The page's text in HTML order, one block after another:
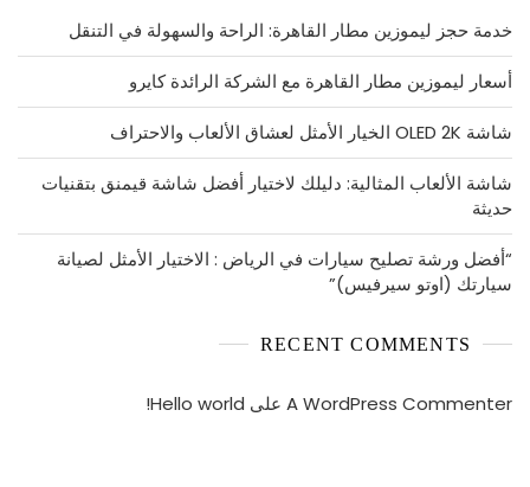
خدمة حجز ليموزين مطار القاهرة: الراحة والسهولة في التنقل
أسعار ليموزين مطار القاهرة مع الشركة الرائدة كايرو
شاشة OLED 2K الخيار الأمثل لعشاق الألعاب والاحتراف
شاشة الألعاب المثالية: دليلك لاختيار أفضل شاشة قيمنق بتقنيات
حديثة
“أفضل ورشة تصليح سيارات في الرياض : الاختيار الأمثل لصيانة
سيارتك (اوتو سيرفيس)”
RECENT COMMENTS
A WordPress Commenter على Hello world!